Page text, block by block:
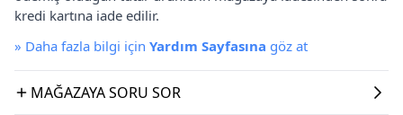
kredi kartına iade edilir.
» Daha fazla bilgi için Yardım Sayfasına göz at
MAĞAZAYA SORU SOR